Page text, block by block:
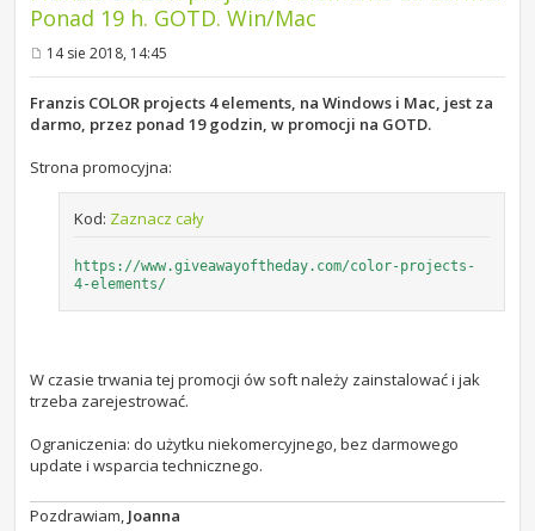
Ponad 19 h. GOTD. Win/Mac
o
s
14 sie 2018, 14:45
Franzis COLOR projects 4 elements, na Windows i Mac, jest za
darmo, przez ponad 19 godzin, w promocji na GOTD.
Strona promocyjna:
Kod: Zaznacz cały
https://www.giveawayoftheday.com/color-projects-
4-elements/
W czasie trwania tej promocji ów soft należy zainstalować i jak
trzeba zarejestrować.
Ograniczenia: do użytku niekomercyjnego, bez darmowego
update i wsparcia technicznego.
Pozdrawiam, Joanna